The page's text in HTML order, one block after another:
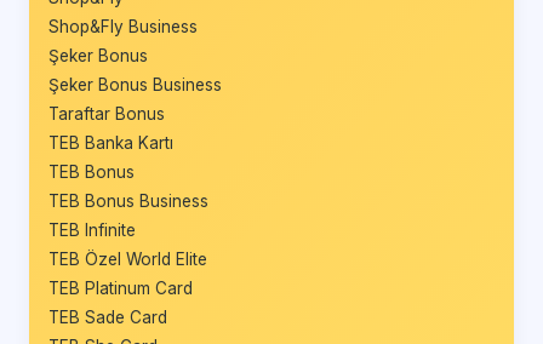
Shop&Fly Business
Şeker Bonus
Şeker Bonus Business
Taraftar Bonus
TEB Banka Kartı
TEB Bonus
TEB Bonus Business
TEB Infinite
TEB Özel World Elite
TEB Platinum Card
TEB Sade Card